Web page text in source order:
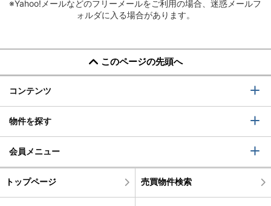
※Yahoo!メールなどのフリーメールをご利用の場合、迷惑メールフ
ォルダに入る場合があります。
このページの先頭へ
コンテンツ
物件を探す
会員メニュー
トップページ 売買物件検索